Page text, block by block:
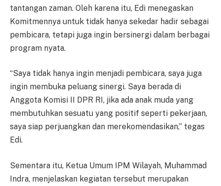
tantangan zaman. Oleh karena itu, Edi menegaskan
Komitmennya untuk tidak hanya sekedar hadir sebagai
pembicara, tetapi juga ingin bersinergi dalam berbagai
program nyata.
“Saya tidak hanya ingin menjadi pembicara, saya juga
ingin membuka peluang sinergi. Saya berada di
Anggota Komisi II DPR RI, jika ada anak muda yang
membutuhkan sesuatu yang positif seperti pekerjaan,
saya siap perjuangkan dan merekomendasikan,” tegas
Edi.
Sementara itu, Ketua Umum IPM Wilayah, Muhammad
Indra, menjelaskan kegiatan tersebut merupakan